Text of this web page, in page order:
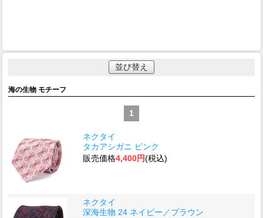
並び替え
海の生物 モチーフ
1
ネクタイ
タカアシガニ ピンク
販売価格4,400円(税込)
ネクタイ
深海生物 24 ネイビー／ブラウン